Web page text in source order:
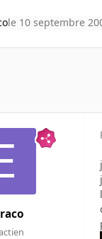
le 10 septembre